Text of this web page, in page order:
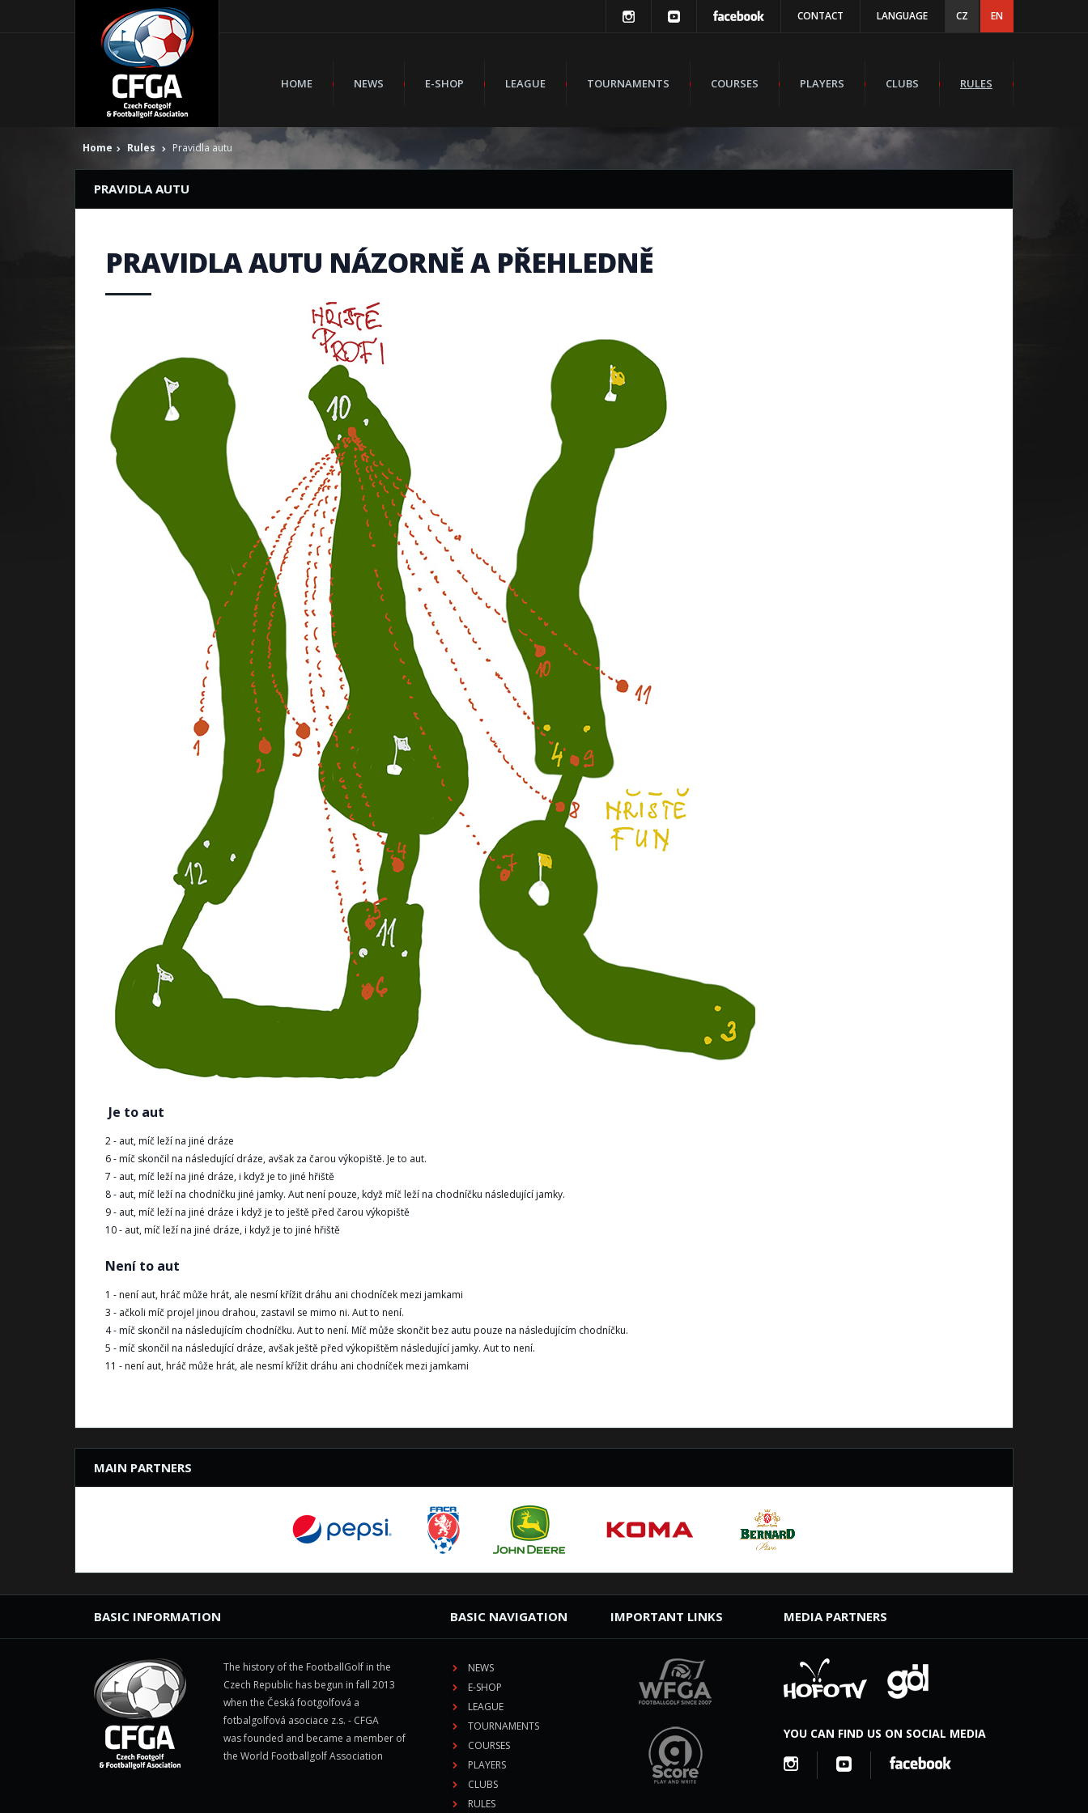
CONTACT LANGUAGE CZ EN
HOME NEWS E-SHOP LEAGUE TOURNAMENTS COURSES PLAYERS CLUBS RULES
Home Rules Pravidla autu
PRAVIDLA AUTU
PRAVIDLA AUTU NÁZORNĚ A PŘEHLEDNĚ
Je to aut
2 - aut, míč leží na jiné dráze
6 - míč skončil na následující dráze, avšak za čarou výkopiště. Je to aut.
7 - aut, míč leží na jiné dráze, i když je to jiné hřiště
8 - aut, míč leží na chodníčku jiné jamky. Aut není pouze, když míč leží na chodníčku následující jamky.
9 - aut, míč leží na jiné dráze i když je to ještě před čarou výkopiště
10 - aut, míč leží na jiné dráze, i když je to jiné hřiště
Není to aut
1 - není aut, hráč může hrát, ale nesmí křížit dráhu ani chodníček mezi jamkami
3 - ačkoli míč projel jinou drahou, zastavil se mimo ni. Aut to není.
4 - míč skončil na následujícím chodníčku. Aut to není. Míč může skončit bez autu pouze na následujícím chodníčku.
5 - míč skončil na následující dráze, avšak ještě před výkopištěm následující jamky. Aut to není.
11 - není aut, hráč může hrát, ale nesmí křížit dráhu ani chodníček mezi jamkami
MAIN PARTNERS
BASIC INFORMATION
The history of the FootballGolf in the
Czech Republic has begun in fall 2013
when the Česká footgolfová a
fotbalgolfová asociace z.s. - CFGA
was founded and became a member of
the World Footballgolf Association
BASIC NAVIGATION
NEWS
E-SHOP
LEAGUE
TOURNAMENTS
COURSES
PLAYERS
CLUBS
RULES
IMPORTANT LINKS MEDIA PARTNERS
YOU CAN FIND US ON SOCIAL MEDIA